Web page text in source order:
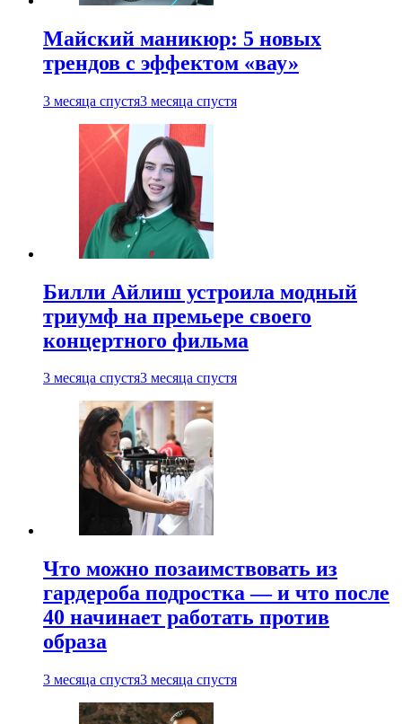
Майский маникюр: 5 новых
трендов с эффектом «вау»
3 месяца спустя3 месяца спустя
Билли Айлиш устроила модный
триумф на премьере своего
концертного фильма
3 месяца спустя3 месяца спустя
Что можно позаимствовать из
гардероба подростка — и что после
40 начинает работать против
образа
3 месяца спустя3 месяца спустя